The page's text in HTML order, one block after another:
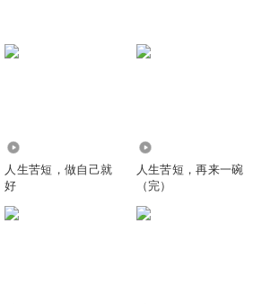
人生苦短，做自己就
好
人生苦短，再来一碗
（完）